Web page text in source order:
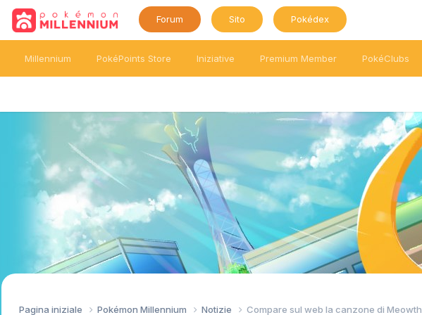
Forum Sito Pokédex
Millennium PokéPoints Store Iniziative Premium Member PokéClubs
Pagina iniziale Pokémon Millennium Notizie Compare sul web la canzone di Meowth